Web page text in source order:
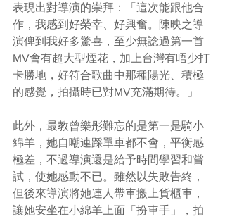
表現出對導演的崇拜：「這次能跟他合
作，我感到好榮幸、好興奮。陳映之導
演俾到我好多驚喜，至少無諗過第一首
MV會有超大型煙花，加上台灣有唔少打
卡勝地，好符合歌曲中那種陽光、積極
的感覺，拍攝時已對MV充滿期待。」
此外，最教曾樂彤難忘的是第一是騎小
綿羊，她自嘲連踩單車都不會，平衡感
極差，不過導演還是給予時間學習和嘗
試，使她感動不已。雖然以失敗告終，
但後來導演將她連人帶車搬上貨櫃車，
讓她安坐在小綿羊上面「扮車手」，拍